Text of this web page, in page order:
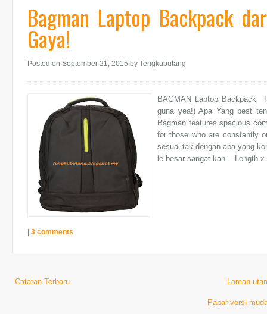
Bagman Laptop Backpack
Gaya!
Posted on September 21, 2015 by Tengkubutang
BAGMAN Laptop Backpack
guna yea!) Apa Yang best
Bagman features spacious
for those who are constantly
sesuai tak dengan apa yang
le besar sangat kan.. Length
3 comments
Catatan Terbaru Laman
Papar versi